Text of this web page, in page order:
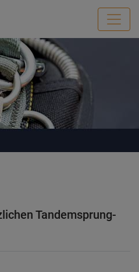
Tandemsprung-